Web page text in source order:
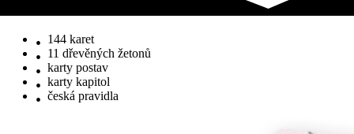
144 karet
11 dřevěných žetonů
karty postav
karty kapitol
česká pravidla